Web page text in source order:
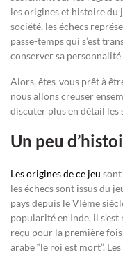
les origines et histoire du
société, les échecs
passe-temps qui s’est
conserver sa
Alors, êtes-vous prêt à
nous allons creuser
discuter plus en détail les
Un peu
Les origines de ce jeu sont
les échecs sont issus du
pays depuis le VIème
popularité en Inde, il s’est
reçu pour la première fois
arabe “le roi est mort”.